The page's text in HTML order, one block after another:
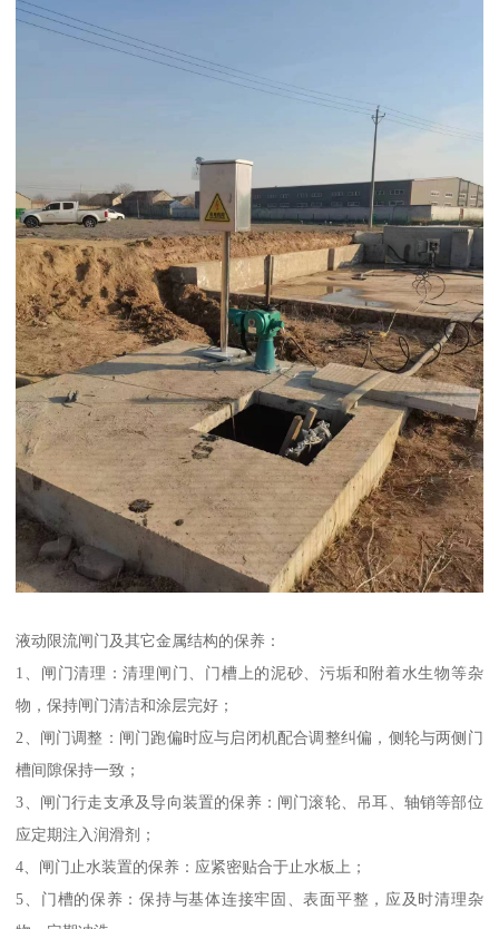
液动限流闸门及其它金属结构的保养：
1、闸门清理：清理闸门、门槽上的泥砂、污垢和附着水生物等杂
物，保持闸门清洁和涂层完好；
2、闸门调整：闸门跑偏时应与启闭机配合调整纠偏，侧轮与两侧门
槽间隙保持一致；
3、闸门行走支承及导向装置的保养：闸门滚轮、吊耳、轴销等部位
应定期注入润滑剂；
4、闸门止水装置的保养：应紧密贴合于止水板上；
5、门槽的保养：保持与基体连接牢固、表面平整，应及时清理杂